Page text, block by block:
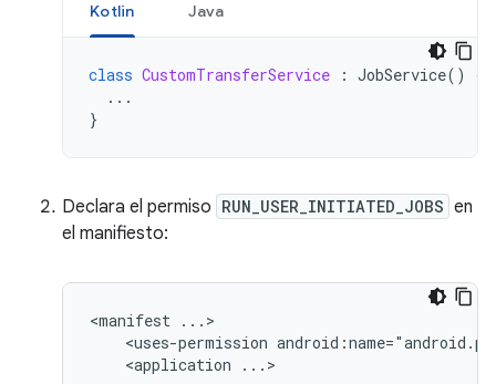
Kotlin Java
class CustomTransferService : JobService()
{
...
}
Declara el permiso RUN_USER_INITIATED_JOBS en
el manifiesto:
<manifest
<uses-permission
<application